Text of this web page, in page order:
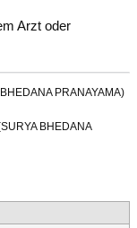
Arzt oder
PRANAYAMA)
BHEDANA